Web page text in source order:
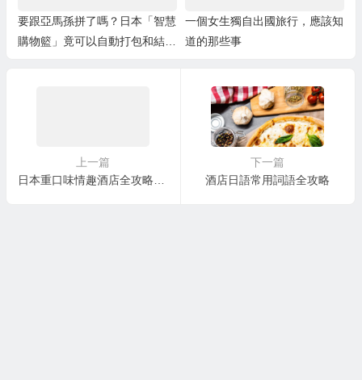
要跟亞馬孫拼了嗎？日本「智慧
購物籃」竟可以自動打包和結
一個女生獨自出國旅行，應該知
道的那些事
上一篇
下一篇
酒店日語常用詞語全攻略